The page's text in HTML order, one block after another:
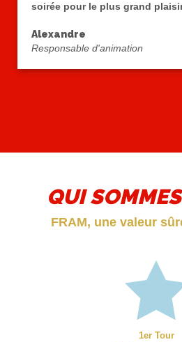
soirée pour le plus grand
Alexandre
Responsable d'animation
QUI
FRAM, une valeur
1er Tour